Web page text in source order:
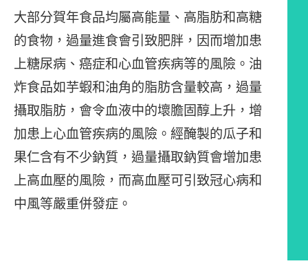
大部分賀年食品均屬高能量、高脂肪和高糖
的食物，過量進食會引致肥胖，因而增加患
上糖尿病、癌症和心血管疾病等的風險。油
炸食品如芋蝦和油角的脂肪含量較高，過量
攝取脂肪，會令血液中的壞膽固醇上升，增
加患上心血管疾病的風險。經醃製的瓜子和
果仁含有不少鈉質，過量攝取鈉質會增加患
上高血壓的風險，而高血壓可引致冠心病和
中風等嚴重併發症。